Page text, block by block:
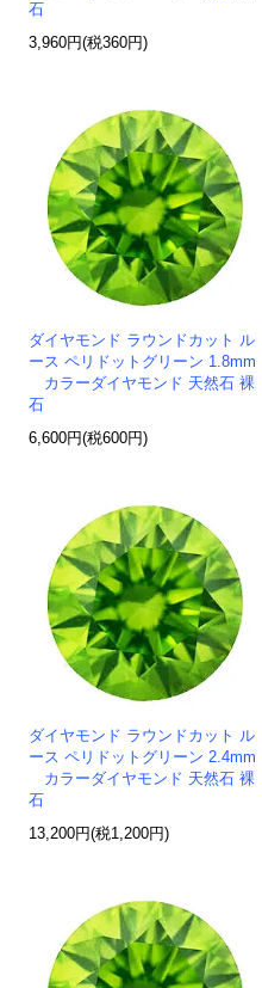
石
3,960円(税360円)
ダイヤモンド ラウンドカット ル
ース ペリドットグリーン 1.8mm
カラーダイヤモンド 天然石 裸
石
6,600円(税600円)
ダイヤモンド ラウンドカット ル
ース ペリドットグリーン 2.4mm
カラーダイヤモンド 天然石 裸
石
13,200円(税1,200円)